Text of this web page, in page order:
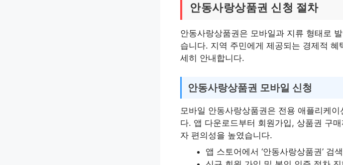
안동사랑상품권 신청 절차
안동사랑상품권은 모바일과 지류 형태로
습니다. 지역 주민에게 제공되는 경제적
세히 안내합니다.
안동사랑상품권 모바일 신청
모바일 안동사랑상품권은 전용 애플리케
다. 앱 다운로드부터 회원가입, 상품권 구
자 편의성을 높였습니다.
앱 스토어에서 ‘안동사랑상품권’ 검